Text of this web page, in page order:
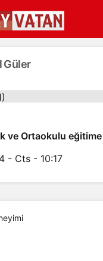
Güler
ve Ortaokulu eğitime
- Cts - 10:17